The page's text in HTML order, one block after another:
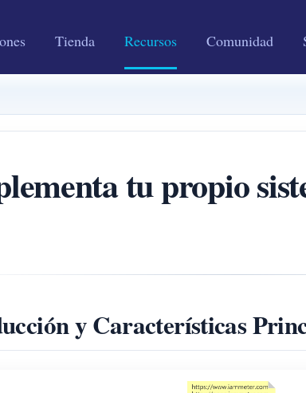
Tienda Recursos Comunidad
tu propio
y Características